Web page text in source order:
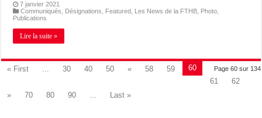
7 janvier 2021
Communiqués
Désignations Featured Les News de la FTHB Photo
Publications
Lire la suite »
Page 60 sur 134
« First ... 30 40 50 « 58 59
60
61
62
»
70 80 90 ... Last »